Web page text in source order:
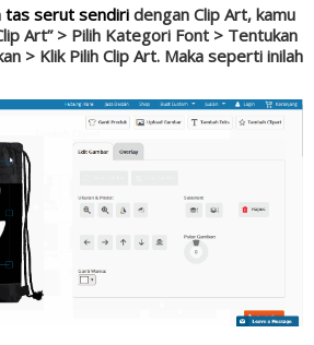
tas serut sendiri dengan Clip Art, kamu
Art” > Pilih Kategori Font > Tentukan
> Klik Pilih Clip Art. Maka seperti inilah